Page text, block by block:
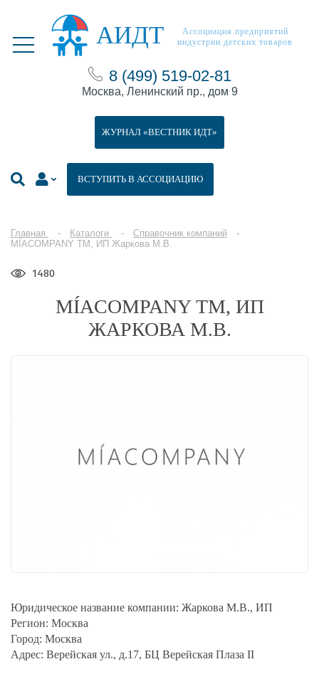
АИДТ
Ассоциация предприятий
индустрии детских товаров
8 (499) 519-02-81
Москва, Ленинский пр., дом 9
ВСТУПИТЬ В АССОЦИАЦИЮ
ЖУРНАЛ «ВЕСТНИК ИДТ»
Главная Каталоги
Справочник компаний
MÍACOMPANY ТМ, ИП Жаркова М.В.
1480
MÍACOMPANY ТМ, ИП
ЖАРКОВА М.В.
Юридическое название компании: Жаркова М.В., ИП
Регион: Москва
Город: Москва
Адрес: Верейская ул., д.17, БЦ Верейская Плаза II